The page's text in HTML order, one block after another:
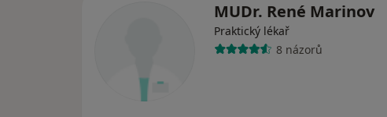
MUDr. René Marinov
Praktický lékař
8 názorů